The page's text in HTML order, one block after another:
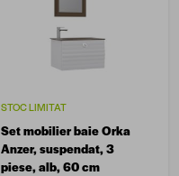
STOC LIMITAT
Set mobilier baie Orka
Anzer, suspendat, 3
piese, alb, 60 cm